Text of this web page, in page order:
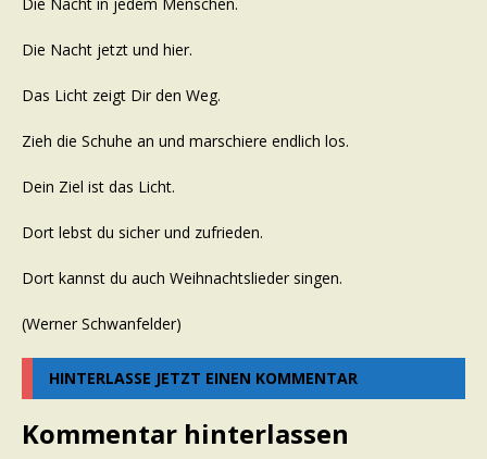
Die Nacht jetzt und hier.
Das Licht zeigt Dir den Weg.
Zieh die Schuhe an und marschiere endlich los.
Dein Ziel ist das Licht.
Dort lebst du sicher und zufrieden.
Dort kannst du auch Weihnachtslieder singen.
(Werner Schwanfelder)
HINTERLASSE JETZT EINEN KOMMENTAR
Kommentar hinterlassen